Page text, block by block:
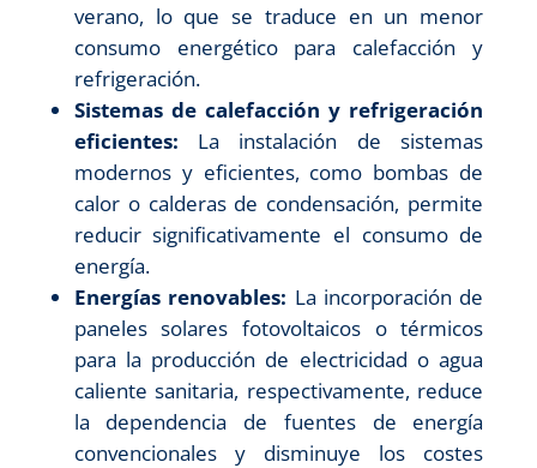
verano, lo que se traduce en un menor
consumo energético para calefacción y
refrigeración.
Sistemas de calefacción y refrigeración
eficientes: La instalación de sistemas
modernos y eficientes, como bombas de
calor o calderas de condensación, permite
reducir significativamente el consumo de
energía.
Energías renovables: La incorporación de
paneles solares fotovoltaicos o térmicos
para la producción de electricidad o agua
caliente sanitaria, respectivamente, reduce
la dependencia de fuentes de energía
convencionales y disminuye los costes